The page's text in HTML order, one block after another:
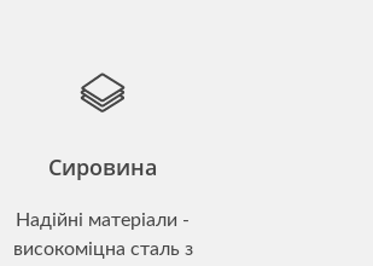
Сировина
Надійні матеріали -
високоміцна сталь з